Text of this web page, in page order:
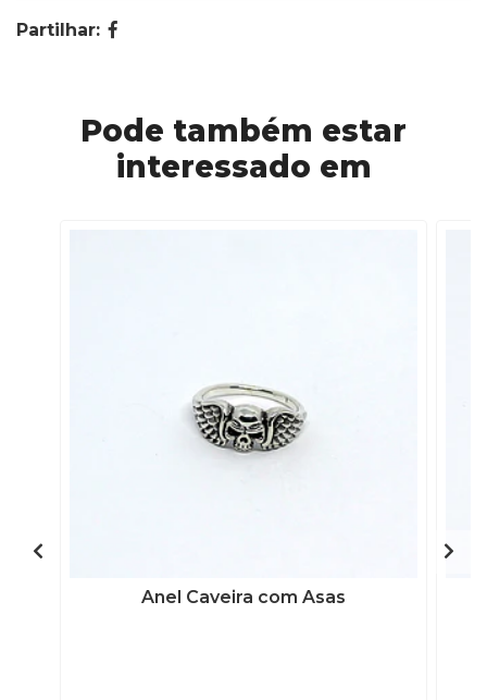
Partilhar:
Pode também estar
interessado em
Anel Caveira com Asas